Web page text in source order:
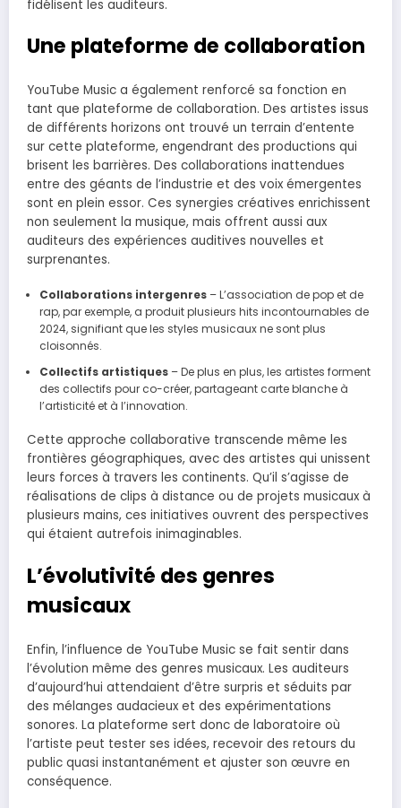
fidélisent les auditeurs.
Une plateforme de collaboration
YouTube Music a également renforcé sa fonction en
tant que plateforme de collaboration. Des artistes issus
de différents horizons ont trouvé un terrain d’entente
sur cette plateforme, engendrant des productions qui
brisent les barrières. Des collaborations inattendues
entre des géants de l’industrie et des voix émergentes
sont en plein essor. Ces synergies créatives enrichissent
non seulement la musique, mais offrent aussi aux
auditeurs des expériences auditives nouvelles et
surprenantes.
Collaborations intergenres– L’association de pop et de
rap, par exemple, a produit plusieurs hits incontournables de
2024, signifiant que les styles musicaux ne sont plus
cloisonnés.
Collectifs artistiques– De plus en plus, les artistes forment
des collectifs pour co-créer, partageant carte blanche à
l’artisticité et à l’innovation.
Cette approche collaborative transcende même les
frontières géographiques, avec des artistes qui unissent
leurs forces à travers les continents. Qu’il s’agisse de
réalisations de clips à distance ou de projets musicaux à
plusieurs mains, ces initiatives ouvrent des perspectives
qui étaient autrefois inimaginables.
L’évolutivité des genres
musicaux
Enfin, l’influence de YouTube Music se fait sentir dans
l’évolution même des genres musicaux. Les auditeurs
d’aujourd’hui attendaient d’être surpris et séduits par
des mélanges audacieux et des expérimentations
sonores. La plateforme sert donc de laboratoire où
l’artiste peut tester ses idées, recevoir des retours du
public quasi instantanément et ajuster son œuvre en
conséquence.